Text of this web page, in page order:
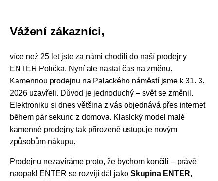
Vážení zákazníci,
více než 25 let jste za námi chodili do naší prodejny
ENTER Polička. Nyní ale nastal čas na změnu.
Kamennou prodejnu na Palackého náměstí jsme k 31. 3.
2026 uzavřeli. Důvod je jednoduchý – svět se změnil.
Elektroniku si dnes většina z vás objednává přes internet
během pár sekund z domova. Klasický model malé
kamenné prodejny tak přirozeně ustupuje novým
způsobům nákupu.
Prodejnu nezavíráme proto, že bychom končili – právě
naopak! ENTER se rozvíjí dál jako Skupina ENTER,